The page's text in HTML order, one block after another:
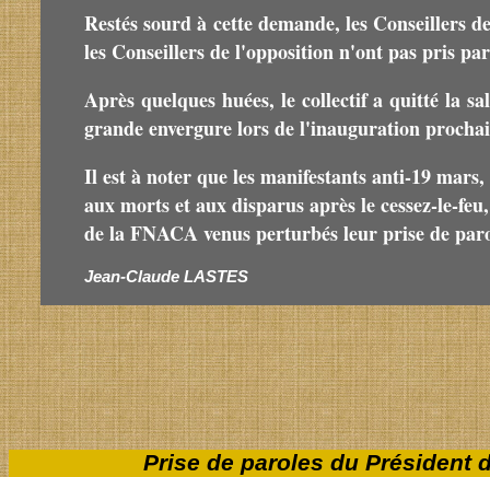
Restés sourd à cette demande, les
les Conseillers de l'opposition n'ont pas pris
Après quelques huées, le collectif a quitté la
grande envergure lors de l'inauguration
Il est à noter que les manifestants anti-19
aux morts et aux disparus après le cessez-le-
de la FNACA venus perturbés leur prise de
Jean-Claude LASTES
Prise de paroles du Président